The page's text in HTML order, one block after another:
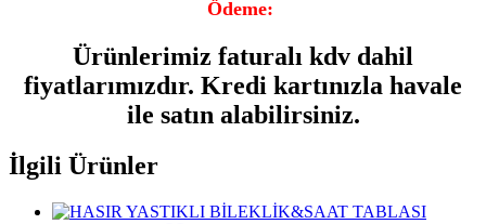
Ödeme:
Ürünlerimiz faturalı kdv dahil
fiyatlarımızdır. Kredi kartınızla havale
ile satın alabilirsiniz.
İlgili Ürünler